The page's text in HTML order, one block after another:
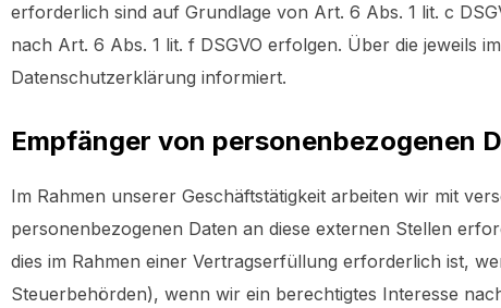
erforderlich sind auf Grundlage von Art. 6 Abs. 1 lit. c
nach Art. 6 Abs. 1 lit. f DSGVO erfolgen. Über die jeweils
Datenschutzerklärung informiert.
Empfänger von personenbezogenen
Im Rahmen unserer Geschäftstätigkeit arbeiten wir mit
personenbezogenen Daten an diese externen Stellen
dies im Rahmen einer Vertragserfüllung erforderlich ist,
Steuerbehörden), wenn wir ein berechtigtes Interesse